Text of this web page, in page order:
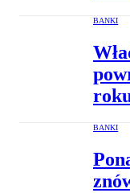
BANKI
BANKI